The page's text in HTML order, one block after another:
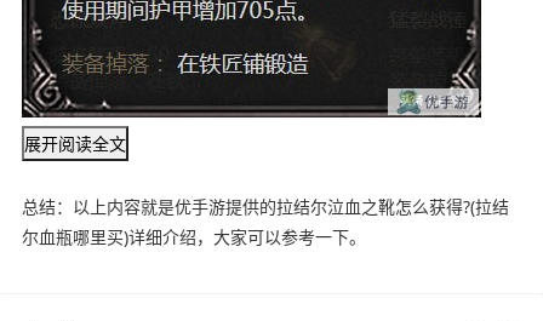
展开阅读全文
总结：以上内容就是优手游提供的拉结尔泣血之靴怎么获得?(拉结
尔血瓶哪里买)详细介绍，大家可以参考一下。